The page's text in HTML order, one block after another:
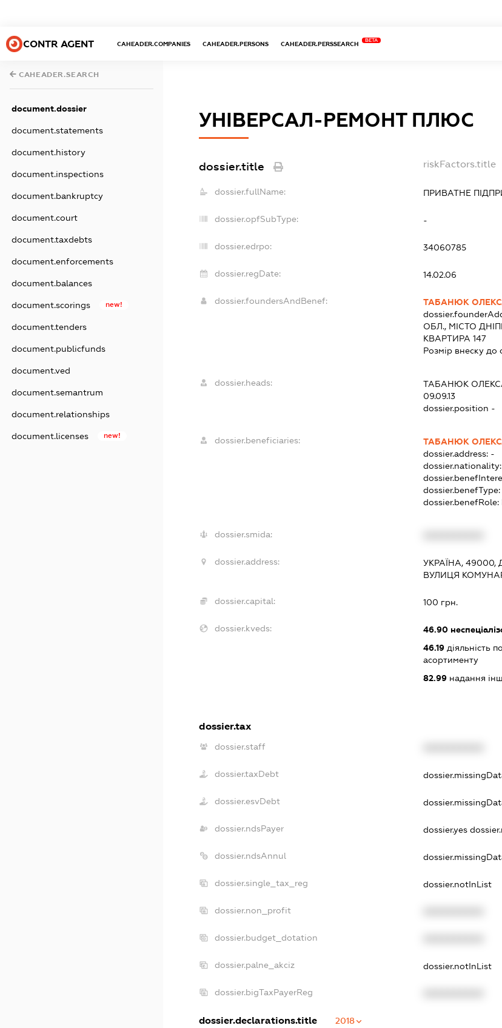
CONTR AGENT CAHEADER.COMPANIES CAHEADER.PERSONS CAHEADER.PERSSEARCH
BETA
CAHEADER.SEARCH
document.dossier
document.statements
document.history
document.inspections
document.bankruptcy
document.court
document.taxdebts
document.enforcements
document.balances
document.scorings new!
document.tenders
document.publicfunds
document.ved
document.semantrum
document.relationships
document.licenses new!
УНІВЕРСАЛ-РЕМОНТ ПЛЮС
dossier.title riskFactors.title
dossier.fullName: ПРИВАТНЕ
dossier.opfSubType: -
dossier.edrpo: 34060785
dossier.regDate: 14.02.06
dossier.foundersAndBenef:
ТАБАНЮК
ОБЛ., МІСТО
КВАРТИРА 147
Розмір внеску до
dossier.heads: ТАБАНЮК
09.09.13
dossier.position -
dossier.beneficiaries:
ТАБАНЮК
dossier.address: -
dossier.nationality:
dossier.benefType:
dossier.benefRole:
dossier.smida:
dossier.address:
УКРАЇНА,
ВУЛИЦЯ
dossier.capital: 100 грн.
dossier.kveds: 46.90
46.19 діяльність
асортименту
82.99 надання
dossier.tax
dossier.staff
dossier.taxDebt
dossier.esvDebt
dossier.ndsPayer dossier.yes
dossier.ndsAnnul
dossier.single_tax_reg dossier.notInList
dossier.non_profit
dossier.budget_dotation
dossier.palne_akciz dossier.notInList
dossier.bigTaxPayerReg
dossier.declarations.title 2018